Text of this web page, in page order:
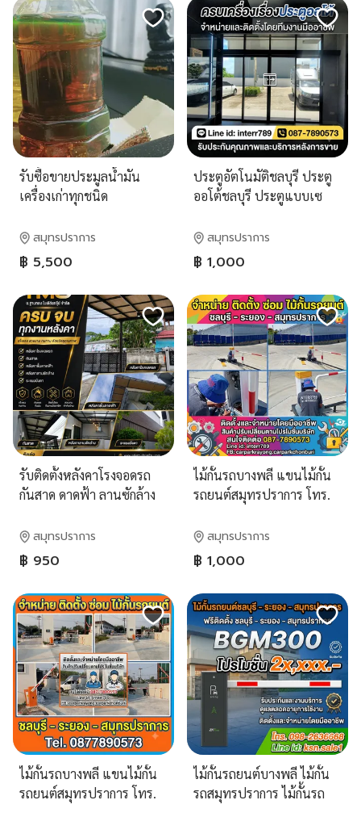
รับซื้อขายประมูลน้ำมัน
เครื่องเก่าทุกชนิด
สมุทรปราการ
฿ 5,500
ประตูอัตโนมัติชลบุรี ประตู
ออโต้ชลบุรี ประตูแบบเซ
7890573 Line id interr789
ประตูเลื่อนอัตโนมัติพัทยา
สมุทรปราการ
฿ 1,000
รับติดตั้งหลังคาโรงจอดรถ
กันสาด ดาดฟ้า ลานซักล้าง
พรีเมียม แข็งแรง สวยงาม
ทนทาน กันแดดกันฝนได้จริง
โดยทีมงานมืออาชีพ
สมุทรปราการ
฿ 950
ไม้กั้นรถบางพลี แขนไม้กั้น
รถยนต์สมุทรปราการ โทร.
interr789 ไม้กั้นรถยนต์
พัทยา ไม้กั้นรถศรีราชา
สมุทรปราการ
฿ 1,000
ไม้กั้นรถบางพลี แขนไม้กั้น
รถยนต์สมุทรปราการ โทร.
ไม้กั้นรถยนต์บางพลี ไม้กั้น
รถสมุทรปราการ ไม้กั้นรถ